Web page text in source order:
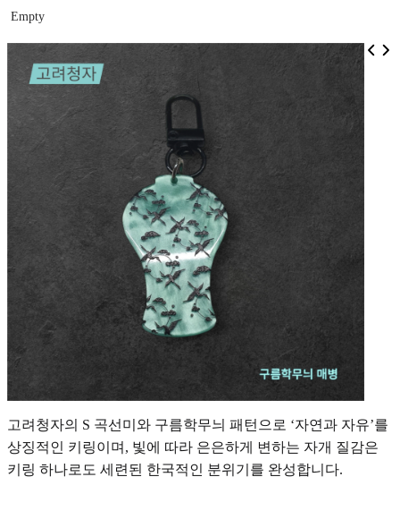
Empty
고려청자의 S 곡선미와 구름학무늬 패턴으로 ‘자연과 자유’를
상징적인 키링이며, 빛에 따라 은은하게 변하는 자개 질감은
키링 하나로도 세련된 한국적인 분위기를 완성합니다.